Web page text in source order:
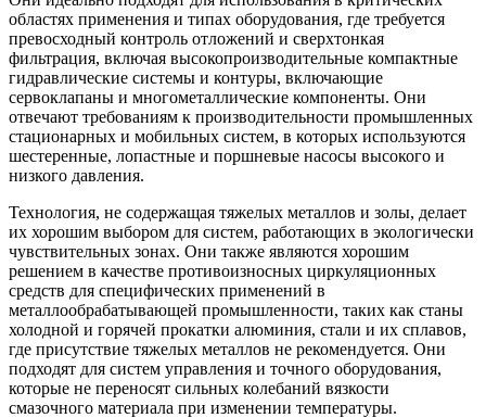
областях применения и типах оборудования, где требуется
превосходный контроль отложений и сверхтонкая
фильтрация, включая высокопроизводительные компактные
гидравлические системы и контуры, включающие
сервоклапаны и многометаллические компоненты. Они
отвечают требованиям к производительности промышленных
стационарных и мобильных систем, в которых используются
шестеренные, лопастные и поршневые насосы высокого и
низкого давления.
Технология, не содержащая тяжелых металлов и золы, делает
их хорошим выбором для систем, работающих в экологически
чувствительных зонах. Они также являются хорошим
решением в качестве противоизносных циркуляционных
средств для специфических применений в
металлообрабатывающей промышленности, таких как станы
холодной и горячей прокатки алюминия, стали и их сплавов,
где присутствие тяжелых металлов не рекомендуется. Они
подходят для систем управления и точного оборудования,
которые не переносят сильных колебаний вязкости
смазочного материала при изменении температуры.